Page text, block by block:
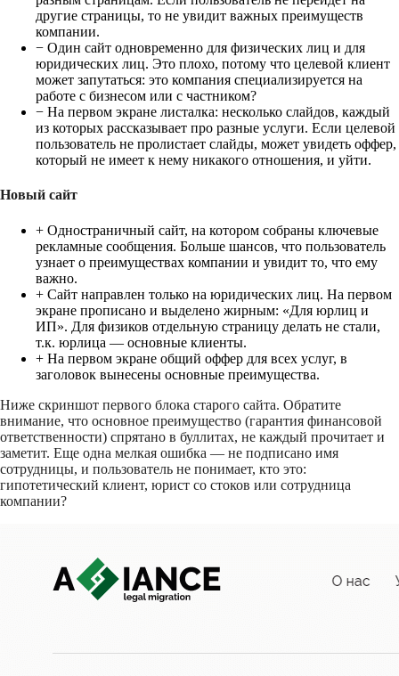
другие страницы, то не увидит важных преимуществ
компании.
− Один сайт одновременно для физических лиц и для
юридических лиц. Это плохо, потому что целевой клиент
может запутаться: это компания специализируется на
работе с бизнесом или с частником?
− На первом экране листалка: несколько слайдов, каждый
из которых рассказывает про разные услуги. Если целевой
пользователь не пролистает слайды, может увидеть оффер,
который не имеет к нему никакого отношения, и уйти.
Новый сайт
+ Одностраничный сайт, на котором собраны ключевые
рекламные сообщения. Больше шансов, что пользователь
узнает о преимуществах компании и увидит то, что ему
важно.
+ Сайт направлен только на юридических лиц. На первом
экране прописано и выделено жирным: «Для юрлиц и
ИП». Для физиков отдельную страницу делать не стали,
т.к. юрлица — основные клиенты.
+ На первом экране общий оффер для всех услуг, в
заголовок вынесены основные преимущества.
Ниже скриншот первого блока старого сайта. Обратите
внимание, что основное преимущество (гарантия финансовой
ответственности) спрятано в буллитах, не каждый прочитает и
заметит. Еще одна мелкая ошибка — не подписано имя
сотрудницы, и пользователь не понимает, кто это:
гипотетический клиент, юрист со стоков или сотрудница
компании?